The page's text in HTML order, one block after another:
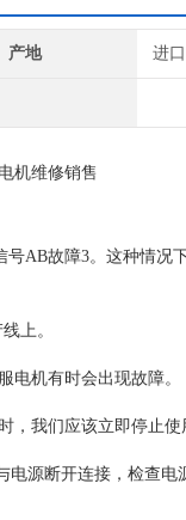
产地 进口
机维修销售
AB故障3。这种情
上。
电机有时会出现故障。
我们应该立即停止使
源断开连接，检查电